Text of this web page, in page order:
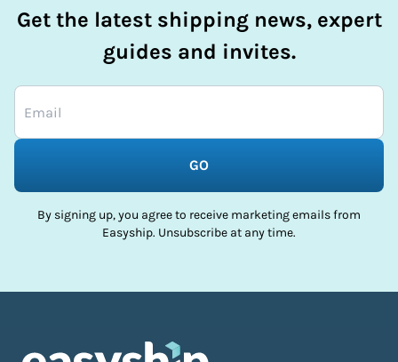
Get the latest shipping news, expert
guides and invites.
GO
By signing up, you agree to receive marketing emails from
Easyship. Unsubscribe at any time.